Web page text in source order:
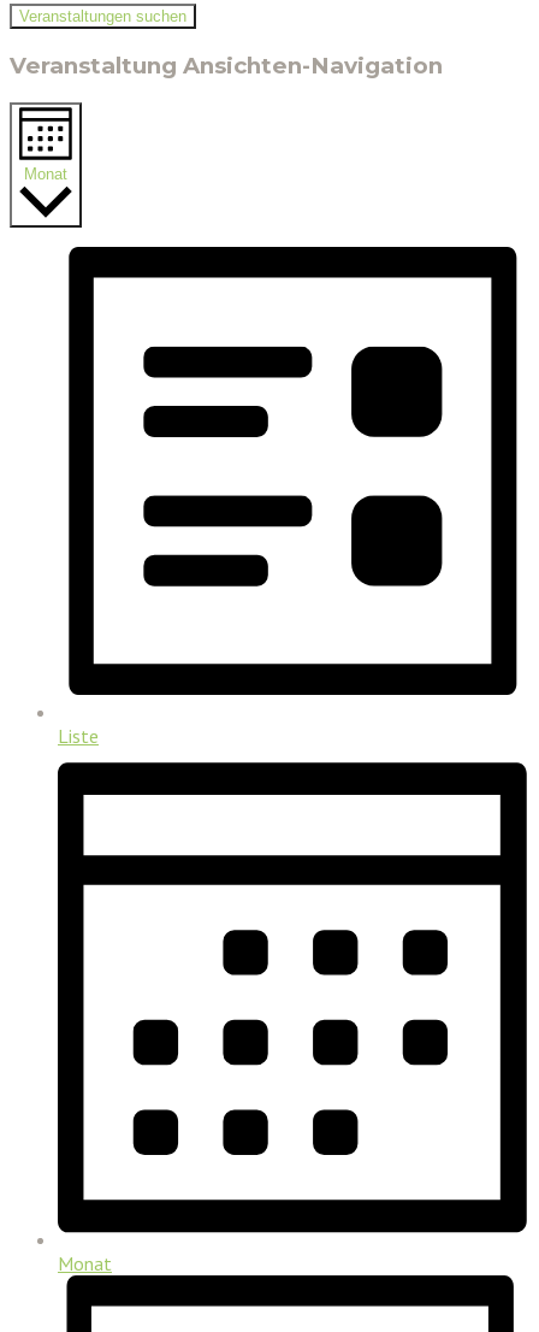
Veranstaltungen suchen
Veranstaltung Ansichten-Navigation
Monat
Liste
Monat